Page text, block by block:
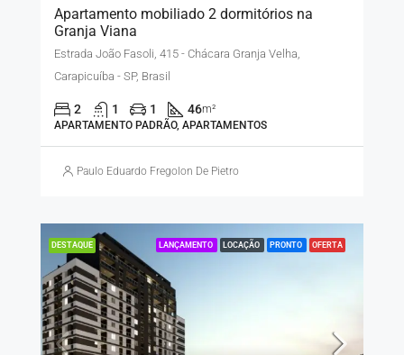
Apartamento mobiliado 2 dormitórios na
Granja Viana
Estrada João Fasoli, 415 - Chácara Granja Velha,
Carapicuíba - SP, Brasil
2 1 1 46m²
APARTAMENTO PADRÃO, APARTAMENTOS
Paulo Eduardo Fregolon De Pietro
DESTAQUE LANÇAMENTO LOCAÇÃO PRONTO OFERTA